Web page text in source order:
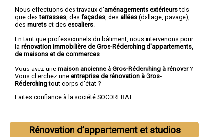
Nous effectuons des travaux d'aménagements extérieurstels
que desterrasses , des façades , des allées (dallage, pavage),
des murets et des escaliers
En tant que professionnels du bâtiment, nous intervenons pour
la rénovation immobilière de Gros-Réderching d'appartements,
de maisons et de commerces
Vous avez une maison ancienne à Gros-Réderching à rénover?
Vous cherchez une entreprise de rénovation à Gros-
Réderchingtout corps d'état ?
Faites confiance à la société SOCOREBAT.
Rénovation d’appartement et studios